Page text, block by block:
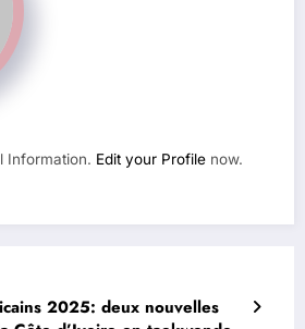
Information. Edit your Profile now.
2025: deux nouvelles